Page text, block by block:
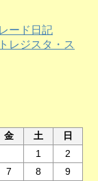
ード日記
金 土
日
1
2
7 8
9